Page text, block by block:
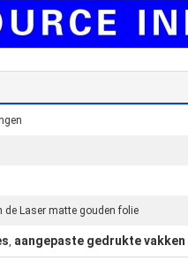
de Laser matte gouden folie
, aangepaste gedrukte vakken